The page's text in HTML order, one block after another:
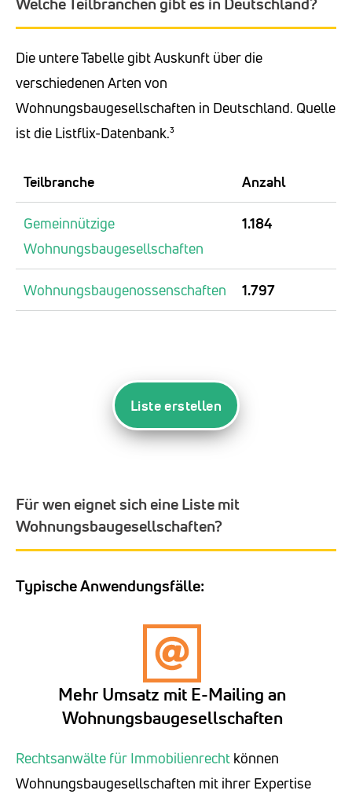
Die untere Tabelle gibt Auskunft über die
verschiedenen Arten von
Wohnungsbaugesellschaften in Deutschland. Quelle
ist die Listflix-Datenbank.³
Teilbranche Anzahl
Gemeinnützige
Wohnungsbaugesellschaften
1.184
Wohnungsbaugenossenschaften 1.797
Liste erstellen
Für wen eignet sich eine Liste mit
Wohnungsbaugesellschaften?
Typische Anwendungsfälle:
Mehr Umsatz mit E-Mailing an
Wohnungsbaugesellschaften
Rechtsanwälte für Immobilienrecht können
Wohnungsbaugesellschaften mit ihrer Expertise